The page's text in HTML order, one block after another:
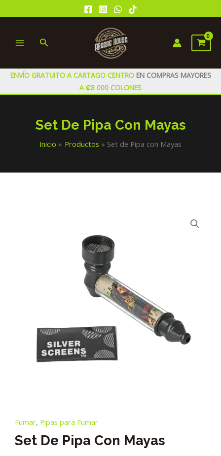
al
MENU
Buscar
ENVÍO GRATUITO A CARTAGO CENTRO EN COMPRAS MAYORES
A ₡8 000 COLONES
Set De Pipa Con Mayas
Inicio Productos Set de Pipa con Mayas
Fumar, Pipas para Fumar
Set De Pipa Con Mayas